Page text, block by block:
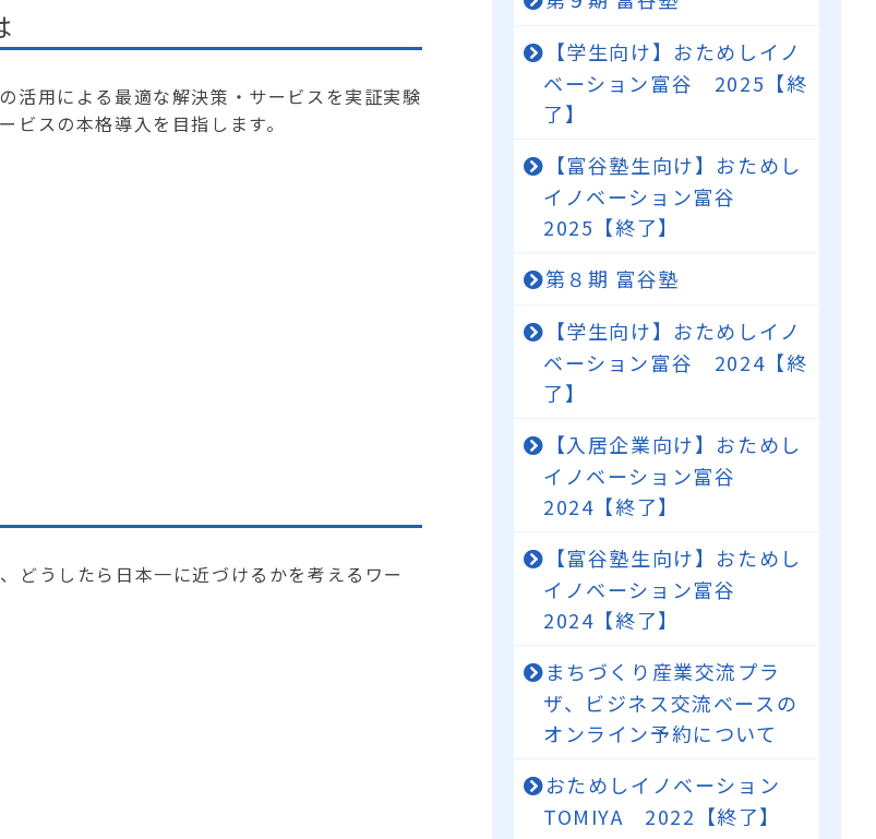
活用による最適な解決策・サービスを実証実験
スの本格導入を目指します。
どうしたら日本一に近づけるかを考えるワー
【学生向け】おためしイノ
ベーション富谷 2025【終
了】
【富谷塾生向け】おためし
イノベーション富谷
2025【終了】
第８期 富谷塾
【学生向け】おためしイノ
ベーション富谷 2024【終
了】
【入居企業向け】おためし
イノベーション富谷
2024【終了】
【富谷塾生向け】おためし
イノベーション富谷
2024【終了】
まちづくり産業交流プラ
ザ、ビジネス交流ベースの
オンライン予約について
おためしイノベーション
TOMIYA 2022【終了】